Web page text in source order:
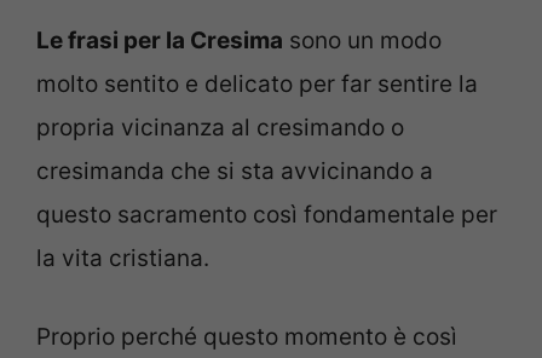
Le frasi per la Cresima sono un modo
molto sentito e delicato per far sentire la
propria vicinanza al cresimando o
cresimanda che si sta avvicinando a
questo sacramento così fondamentale per
la vita cristiana.
Proprio perché questo momento è così